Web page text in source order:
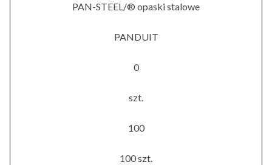
PAN-STEEL/® opaski stalowe
PANDUIT
0
szt.
100
100 szt.